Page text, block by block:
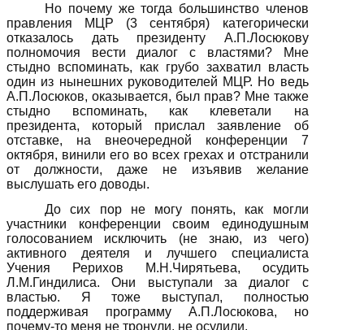
Но почему же тогда большинство членов
правления МЦР (3 сентября) категорически
отказалось дать президенту А.П.Лосюкову
полномочия вести диалог с властями? Мне
стыдно вспоминать, как грубо захватил власть
один из нынешних руководителей МЦР. Но ведь
А.П.Лосюков, оказывается, был прав? Мне также
стыдно вспоминать, как клеветали на
президента, который прислал заявление об
отставке, на внеочередной конференции 7
октября, винили его во всех грехах и отстранили
от должности, даже не изъявив желание
выслушать его доводы.
До сих пор не могу понять, как могли
участники конференции своим единодушным
голосованием исключить (не знаю, из чего)
активного деятеля и лучшего специалиста
Учения Рерихов М.Н.Чирятьева, осудить
Л.М.Гиндилиса. Они выступали за диалог с
властью. Я тоже выступал, полностью
поддерживая программу А.П.Лосюкова, но
почему-то меня не тронули, не осудили.